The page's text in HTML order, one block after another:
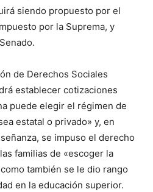
siendo propuesto por el
por la Suprema, y
de Derechos Sociales
establecer cotizaciones
puede elegir el régimen de
estatal o privado» y, en
se impuso el derecho
familias de «escoger la
también se le dio rango
en la educación superior.